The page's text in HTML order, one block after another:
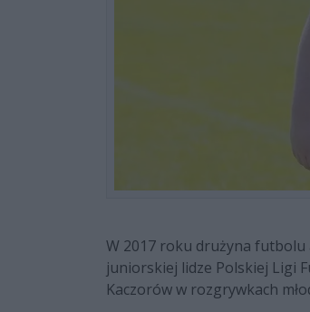
W 2017 roku drużyna futbolu
juniorskiej lidze Polskiej Ligi
Kaczorów w rozgrywkach